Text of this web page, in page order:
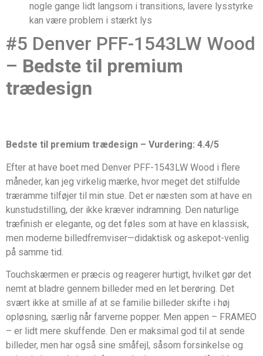
nogle gange lidt langsom i transitions, lavere lysstyrke
kan være problem i stærkt lys
#5 Denver PFF-1543LW Wood
– Bedste til premium
trædesign
Bedste til premium trædesign – Vurdering: 4.4/5
Efter at have boet med Denver PFF-1543LW Wood i flere
måneder, kan jeg virkelig mærke, hvor meget det stilfulde
træramme tilføjer til min stue. Det er næsten som at have en
kunstudstilling, der ikke kræver indramning. Den naturlige
træfinish er elegante, og det føles som at have en klassisk,
men moderne billedfremviser—didaktisk og askepot-venlig
på samme tid.
Touchskærmen er præcis og reagerer hurtigt, hvilket gør det
nemt at bladre gennem billeder med en let berøring. Det
svært ikke at smille af at se familie billeder skifte i høj
opløsning, særlig når farverne popper. Men appen – FRAMEO
– er lidt mere skuffende. Den er maksimal god til at sende
billeder, men har også sine småfejl, såsom forsinkelse og